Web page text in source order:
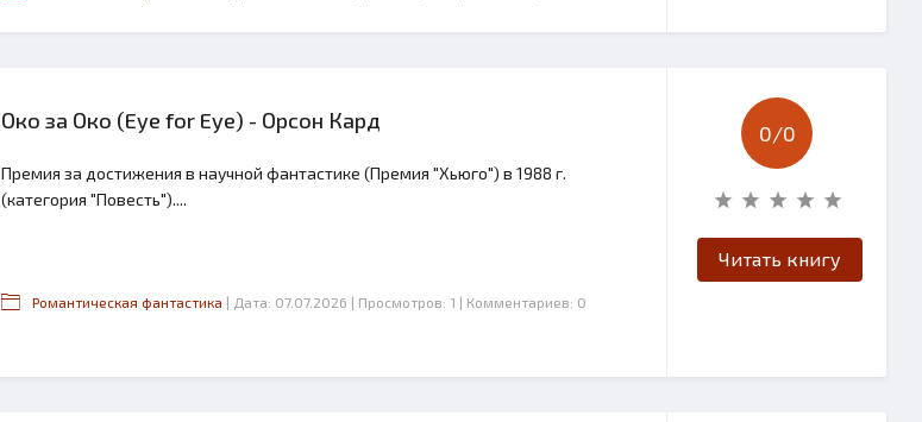
Око за Око (Eye for Eye) - Орсон Кард
Премия за достижения в научной фантастике (Премия "Хьюго") в 1988 г.
(категория "Повесть")....
Романтическая фантастика | Дата: 07.07.2026 | Просмотров: 1 | Комментариев: 0
0/0
Читать книгу